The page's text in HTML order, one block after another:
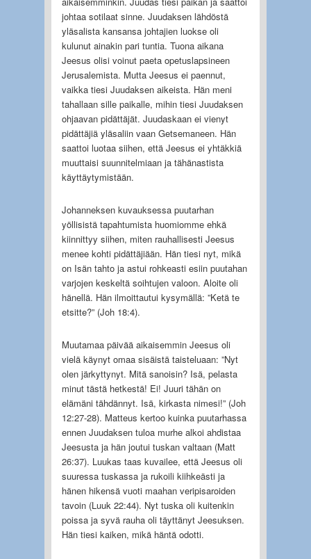
johtaa sotilaat sinne. Juudaksen lähdöstä
yläsalista kansansa johtajien luokse oli
kulunut ainakin pari tuntia. Tuona aikana
Jeesus olisi voinut paeta opetuslapsineen
Jerusalemista. Mutta Jeesus ei paennut,
vaikka tiesi Juudaksen aikeista. Hän meni
tahallaan sille paikalle, mihin tiesi Juudaksen
ohjaavan pidättäjät. Juudaskaan ei vienyt
pidättäjiä yläsaliin vaan Getsemaneen. Hän
saattoi luotaa siihen, että Jeesus ei yhtäkkiä
muuttaisi suunnitelmiaan ja tähänastista
käyttäytymistään.
Johanneksen kuvauksessa puutarhan
yöllisistä tapahtumista huomiomme ehkä
kiinnittyy siihen, miten rauhallisesti Jeesus
menee kohti pidättäjiään. Hän tiesi nyt, mikä
on Isän tahto ja astui rohkeasti esiin puutahan
varjojen keskeltä soihtujen valoon. Aloite oli
hänellä. Hän ilmoittautui kysymällä: ”Ketä te
etsitte?” (Joh 18:4).
Muutamaa päivää aikaisemmin Jeesus oli
vielä käynyt omaa sisäistä taisteluaan: ”Nyt
olen järkyttynyt. Mitä sanoisin? Isä, pelasta
minut tästä hetkestä! Ei! Juuri tähän on
elämäni tähdännyt. Isä, kirkasta nimesi!” (Joh
12:27-28). Matteus kertoo kuinka puutarhassa
ennen Juudaksen tuloa murhe alkoi ahdistaa
Jeesusta ja hän joutui tuskan valtaan (Matt
26:37). Luukas taas kuvailee, että Jeesus oli
suuressa tuskassa ja rukoili kiihkeästi ja
hänen hikensä vuoti maahan veripisaroiden
tavoin (Luuk 22:44). Nyt tuska oli kuitenkin
poissa ja syvä rauha oli täyttänyt Jeesuksen.
Hän tiesi kaiken, mikä häntä odotti.